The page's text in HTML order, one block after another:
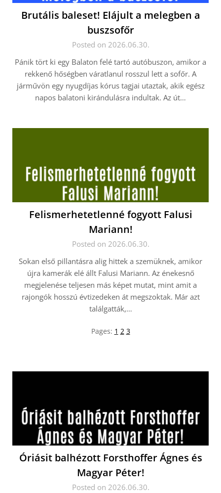
Brutális baleset! Elájult a melegben a
buszsofőr
Posted on 2026.06.30.
Pánik tört ki egy Balaton felé tartó autóbuszon, amikor a
rekkenő hőségben váratlanul rosszul lett a sofőr. A
járművön egy nyugdíjas kórus tagjai utaztak, akik egész
napos balatoni kirándulásra indultak. Az út…
Felismerhetetlenné fogyott Falusi
Mariann!
Posted on 2026.06.30.
Sokan első pillantásra alig hittek a szemüknek, amikor
újra kamerák elé állt Falusi Mariann. Az énekesnő
megjelenése teljesen más képet mutat, mint amit a
rajongók hosszú évtizedeken át megszoktak. Már azt
találgatták,…
Pages: 1 2 3
Óriásit balhézott Forsthoffer Ágnes és
Magyar Péter!
Posted on 2026.06.30.